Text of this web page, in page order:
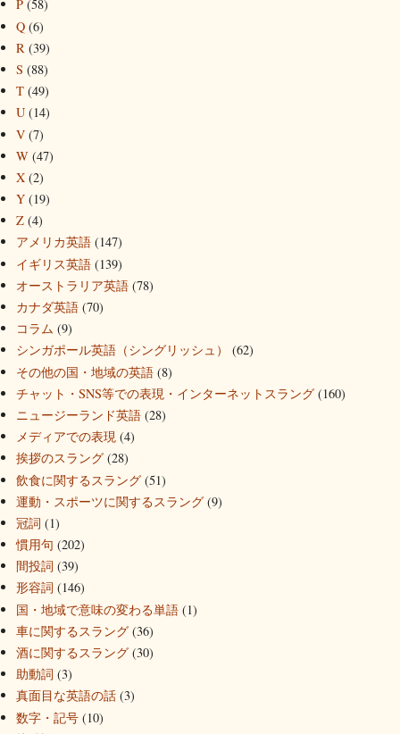
P (58)
Q (6)
R (39)
S (88)
T (49)
U (14)
V (7)
W (47)
X (2)
Y (19)
Z (4)
アメリカ英語 (147)
イギリス英語 (139)
オーストラリア英語 (78)
カナダ英語 (70)
コラム (9)
シンガポール英語（シングリッシュ）
(62)
その他の国・地域の英語 (8)
チャット・SNS等での表現・インターネットスラング (160)
ニュージーランド英語 (28)
メディアでの表現 (4)
挨拶のスラング (28)
飲食に関するスラング (51)
運動・スポーツに関するスラング (9)
冠詞 (1)
慣用句 (202)
間投詞 (39)
形容詞 (146)
国・地域で意味の変わる単語 (1)
車に関するスラング (36)
酒に関するスラング (30)
助動詞 (3)
真面目な英語の話 (3)
数字・記号 (10)